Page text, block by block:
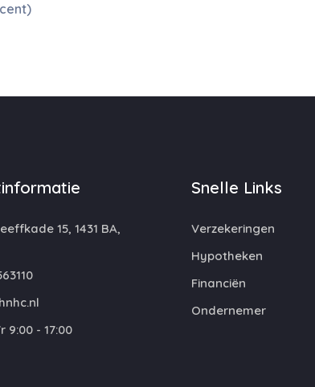
15, 1431 BA,
9:00 - 17:00
Snelle Links
Verzekeringen
Hypotheken
Financiën
Ondernemer